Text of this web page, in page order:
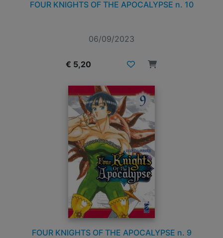
FOUR KNIGHTS OF THE APOCALYPSE n. 10
06/09/2023
€ 5,20
FOUR KNIGHTS OF THE APOCALYPSE n. 9